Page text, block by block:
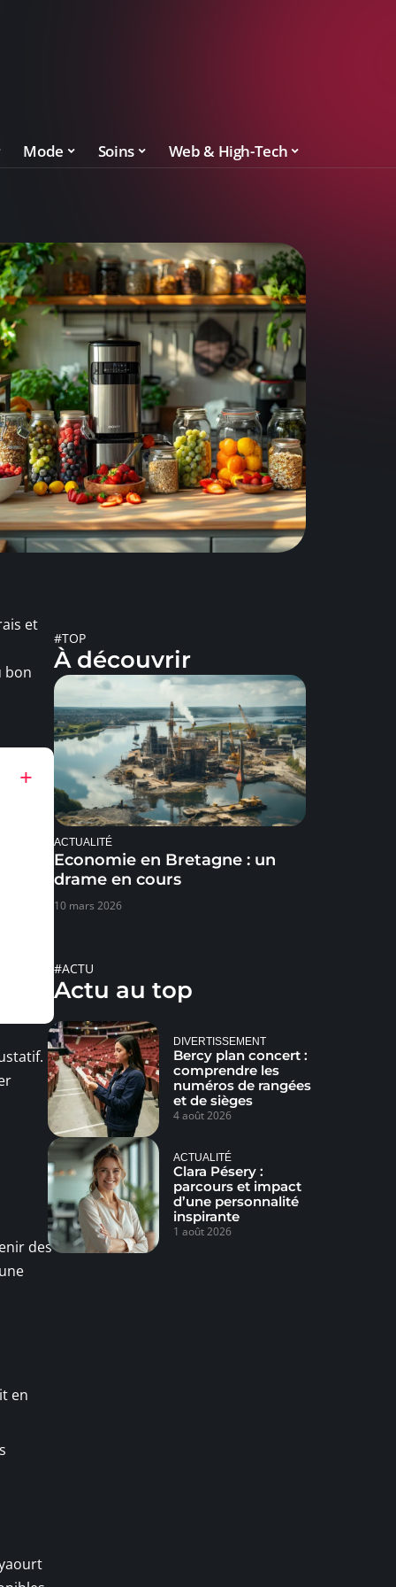
Mode Soins Web & High-Tech
et
bon
des
en
#TOP
À découvrir
ACTUALITÉ
Economie en Bretagne : un
drame en cours
10 mars 2026
#ACTU
Actu au top
DIVERTISSEMENT
Bercy plan concert :
comprendre les
numéros de rangées
et de sièges
4 août 2026
ACTUALITÉ
Clara Pésery :
parcours et impact
d’une personnalité
inspirante
1 août 2026